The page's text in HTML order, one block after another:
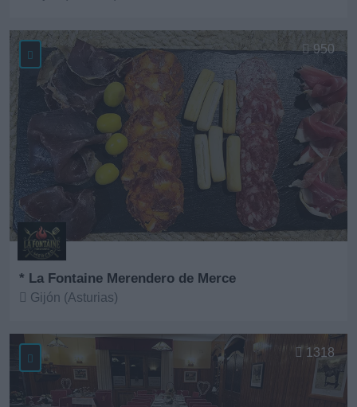
* La Fontaine Merendero de Merce
Gijón (Asturias)
950
1318